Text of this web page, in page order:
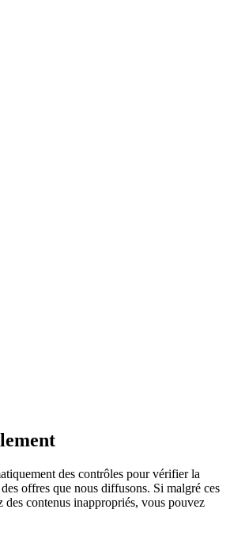
des contrôles pour vérifier la
offres que nous diffusons. Si malgré ces
des contenus inappropriés, vous pouvez